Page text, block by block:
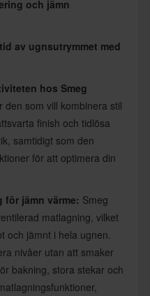
och jämn
av ugnsutrymmet med
hos Smeg
den som vill kombinera stil
finish och tidlösa
samtidigt som den
för att optimera din
jämn värme: Smeg
matlagning, vilket
och jämnt i hela ugnen.
nivåer utan att smaker
bakning, stora stekar och